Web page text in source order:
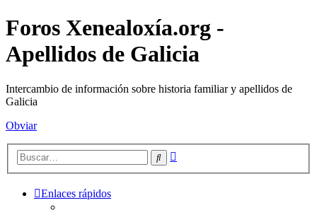
Foros Xenealoxía.org -
Apellidos de Galicia
Intercambio de información sobre historia familiar y apellidos de
Galicia
Obviar
Buscar
Enlaces rápidos